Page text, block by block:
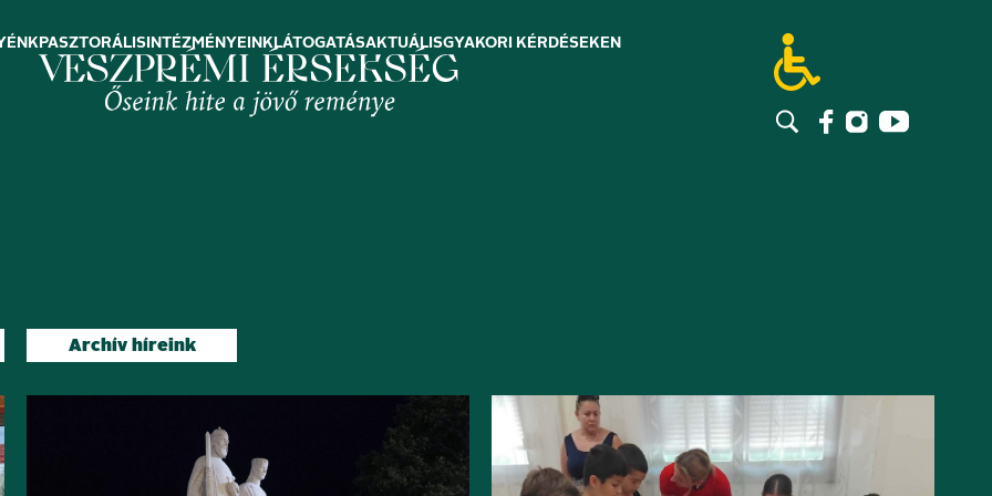
PASZTORÁLIS INTÉZMÉNYEINK LÁTOGATÁSAKTUÁLISGYAKORI KÉRDÉSEK EN
Archív híreink